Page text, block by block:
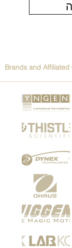
Brands and Affiliated